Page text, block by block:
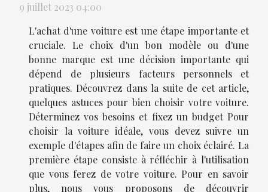
9 juillet 2023 04:00
L'achat d'une voiture est une étape importante et
cruciale. Le choix d'un bon modèle ou d'une
bonne marque est une décision importante qui
dépend de plusieurs facteurs personnels et
pratiques. Découvrez dans la suite de cet article,
quelques astuces pour bien choisir votre voiture.
Déterminez vos besoins et fixez un budget Pour
choisir la voiture idéale, vous devez suivre un
exemple d'étapes afin de faire un choix éclairé. La
première étape consiste à réfléchir à l'utilisation
que vous ferez de votre voiture. Pour en savoir
plus, nous vous proposons de découvrir